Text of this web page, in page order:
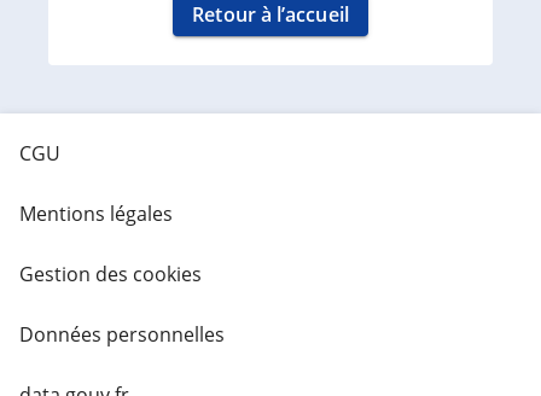
Retour à l’accueil
CGU
Mentions légales
Gestion des cookies
Données personnelles